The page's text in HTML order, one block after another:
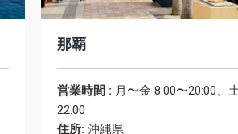
那覇
営業時間 : 月〜金 8:00〜20:00、
22:00
住所: 沖縄県